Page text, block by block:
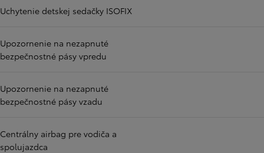
Uchytenie detskej sedačky ISOFIX
Upozornenie na nezapnuté
bezpečnostné pásy vpredu
Upozornenie na nezapnuté
bezpečnostné pásy vzadu
Centrálny airbag pre vodiča a
spolujazdca